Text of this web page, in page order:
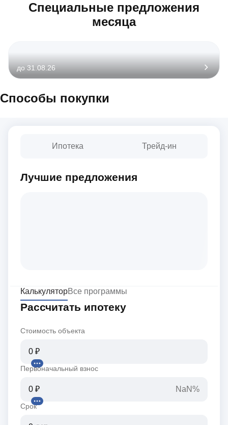
Специальные предложения
месяца
до 31.08.26
Способы покупки
Ипотека Трейд-ин
Лучшие предложения
КалькуляторВсе программы
Рассчитать ипотеку
Стоимость объекта
Первоначальный взнос
NaN%
Срок